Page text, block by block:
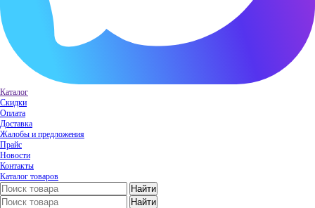
Каталог
Скидки
Оплата
Доставка
Жалобы и предложения
Прайс
Новости
Контакты
Каталог товаров